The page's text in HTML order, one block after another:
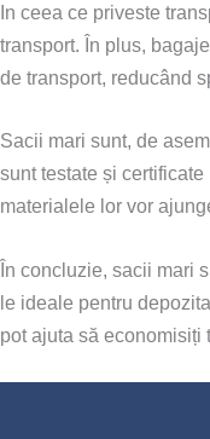
In ceea ce priveste
transport. În plus,
de transport, reducând
Sacii mari sunt, de
sunt testate și
materialele lor vor
În concluzie, sacii mari
le ideale pentru
pot ajuta să economisiți